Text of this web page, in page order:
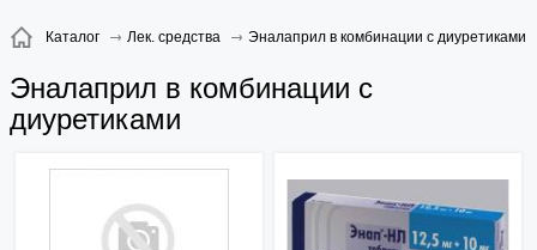
Каталог Лек. средства Эналаприл в комбинации с диуретиками
Эналаприл в комбинации с
диуретиками